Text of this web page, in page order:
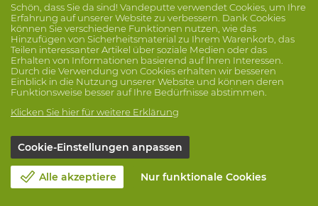
Pic P002 Dia 100 Pe 821996
Marke: BRADY Prod.-Nr. 1004865
Schön, dass Sie da sind! Vandeputte verwendet Cookies, um Ihre
Erfahrung auf unserer Website zu verbessern. Dank Cookies
können Sie verschiedene Funktionen nutzen, wie das
Hinzufügen von Sicherheitsmaterial zu Ihrem Warenkorb, das
Teilen interessanter Artikel über soziale Medien oder das
Erhalten von Informationen basierend auf Ihren Interessen.
Durch die Verwendung von Cookies erhalten wir besseren
Einblick in die Nutzung unserer Website und können deren
Funktionsweise besser auf Ihre Bedürfnisse abstimmen.
Klicken Sie hier für weitere Erklärung
Cookie-Einstellungen anpassen
Alle akzeptiere Nur funktionale Cookies